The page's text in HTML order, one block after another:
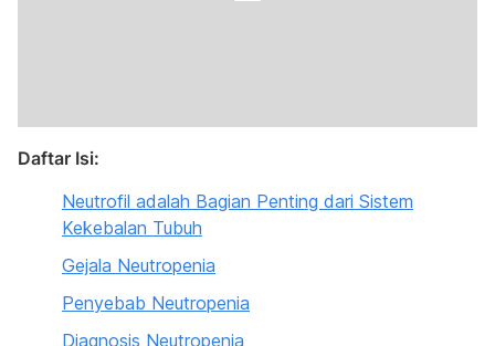
Daftar Isi:
Neutrofil adalah Bagian Penting dari Sistem
Kekebalan Tubuh
Gejala Neutropenia
Penyebab Neutropenia
Diagnosis Neutropenia